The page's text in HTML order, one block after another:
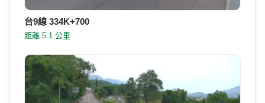
台9線 325K+350
距離 3.3 公里